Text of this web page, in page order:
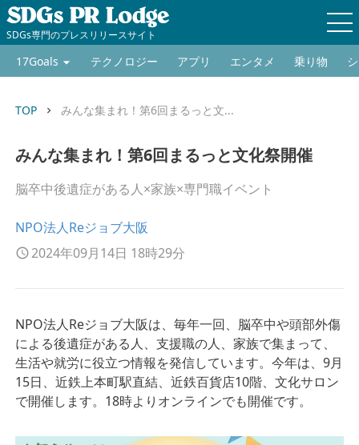
SDGs専門のプレスリリースサイト
17Goals テクノロジー アプリ エンタメ 乗り物
TOP keyboard_arrow_right みんな集まれ！第6回まるっと文...
みんな集まれ！第6回まるっと文化祭開催
脳卒中後遺症がある人×家族×専門職イベント
NPO法人Reジョブ大阪
2024年09月14日 18時29分
NPO法人Reジョブ大阪は、毎年一回、脳卒中や頭部外傷
による後遺症がある人、支援職の人、家族で集まって、
生活や就労に役立つ情報を発信しています。今年は、9月
15日、近鉄上本町駅直結、近鉄百貨店10階、文化サロン
で開催します。18時よりオンラインでも開催です。